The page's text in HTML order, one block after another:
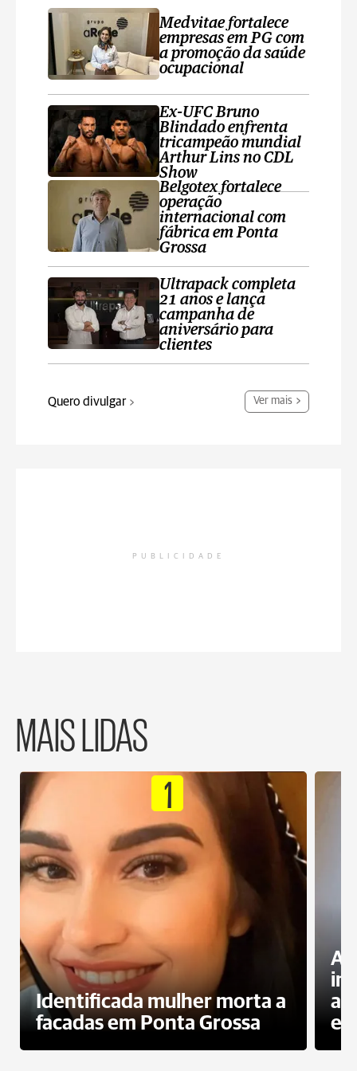
Medvitae fortalece
empresas em PG com
a promoção da saúde
ocupacional
Ex-UFC Bruno
Blindado enfrenta
tricampeão mundial
Arthur Lins no CDL
Show
Belgotex fortalece
operação
internacional com
fábrica em Ponta
Grossa
Ultrapack completa
21 anos e lança
campanha de
aniversário para
clientes
Quero divulgar Ver mais
PUBLICIDADE
MAIS LIDAS
1
Identificada mulher morta a
facadas em Ponta Grossa